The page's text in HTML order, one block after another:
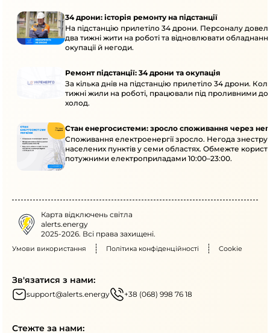
34 дрони: історія ремонту на підстанції
На підстанцію прилетіло 34 дрони. Персоналу
два тижні жити на роботі та відновлювати
окупації й негоди.
Ремонт підстанції: 34 дрони та окупація
За кілька днів на підстанцію прилетіло 34 дрони.
тижні жили на роботі, працювали під проливними
холод.
Стан енергосистеми: зросло споживання через
Споживання електроенергії зросло. Негода
населених пунктів у семи областях. Обмежте
потужними електроприладами 10:00–23:00.
Карта відключень світла
alerts.energy
2025-2026. Всі права захищені.
Умови використання Політика конфіденційності Cookie
Зв'язатися з нами:
support@alerts.energy +38 (068) 998 76 18
Стежте за нами: